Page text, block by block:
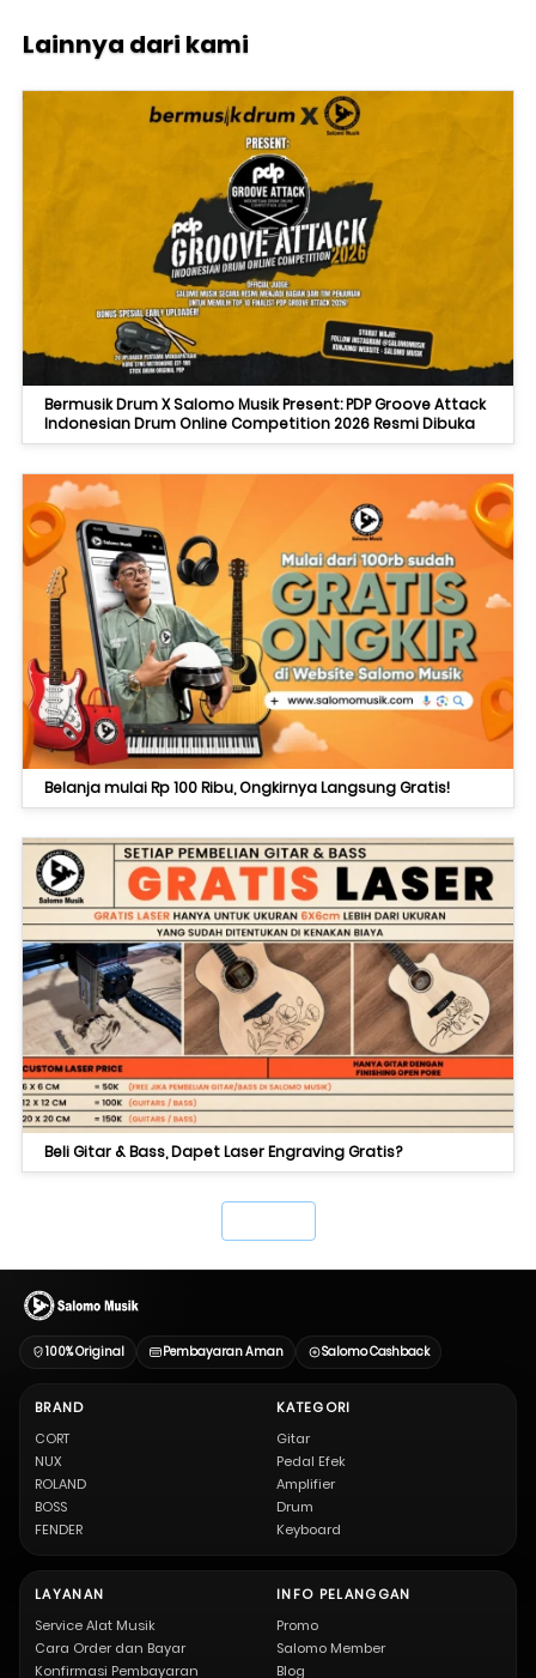
Lainnya dari kami
Bermusik Drum X Salomo Musik Present: PDP Groove Attack
Indonesian Drum Online Competition 2026 Resmi Dibuka
Belanja mulai Rp 100 Ribu, Ongkirnya Langsung Gratis!
Beli Gitar & Bass, Dapet Laser Engraving Gratis?
100% Original Pembayaran Aman Salomo Cashback
BRAND
CORT
NUX
ROLAND
BOSS
FENDER
KATEGORI
Gitar
Pedal Efek
Amplifier
Drum
Keyboard
LAYANAN
Service Alat Musik
Cara Order dan Bayar
Konfirmasi Pembayaran
INFO PELANGGAN
Promo
Salomo Member
Blog